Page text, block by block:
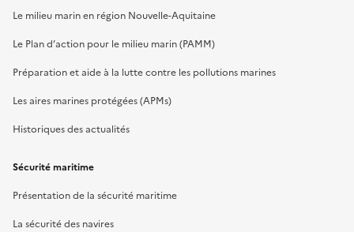
Le milieu marin en région Nouvelle-Aquitaine
Le Plan d’action pour le milieu marin (PAMM)
Préparation et aide à la lutte contre les pollutions marines
Les aires marines protégées (APMs)
Historiques des actualités
Sécurité maritime
Présentation de la sécurité maritime
La sécurité des navires